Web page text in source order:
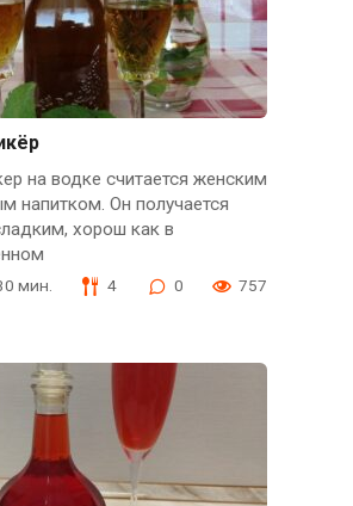
на водке считается женским
напитком. Он получается
хорош как в
мин. 4 0 757